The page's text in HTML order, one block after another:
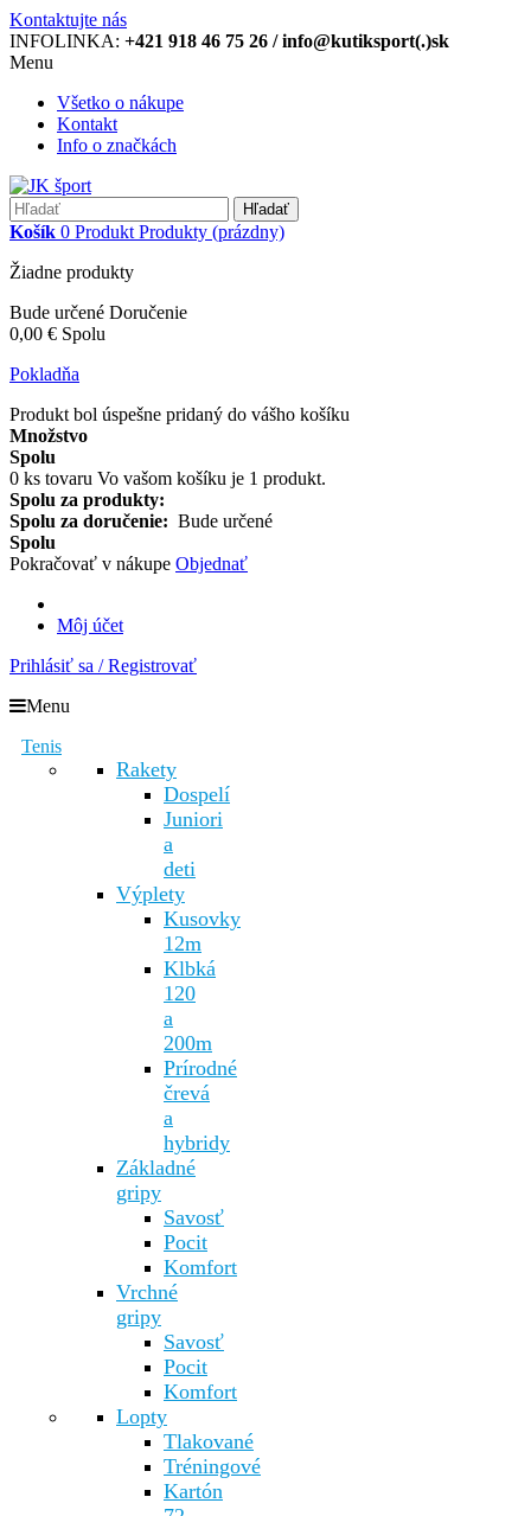
Kontaktujte nás
INFOLINKA: +421 918 46 75 26 / info@kutiksport(.)sk
Menu
Všetko o nákupe
Kontakt
Info o značkách
Hľadať
Košík 0 Produkt Produkty (prázdny)
Žiadne produkty
Bude určené Doručenie
0,00 € Spolu
Pokladňa
Produkt bol úspešne pridaný do vášho košíku
Množstvo
Spolu
0 ks tovaru Vo vašom košíku je 1 produkt.
Spolu za produkty:
Spolu za doručenie: Bude určené
Spolu
Pokračovať v nákupe Objednať
Môj účet
Prihlásiť sa / Registrovať
Menu
Tenis
Rakety
Dospelí
Juniori
a
deti
Výplety
Kusovky
12m
Klbká
120
a
200m
Prírodné
črevá
a
hybridy
Základné
gripy
Savosť
Pocit
Komfort
Vrchné
gripy
Savosť
Pocit
Komfort
Lopty
Tlakované
Tréningové
Kartón